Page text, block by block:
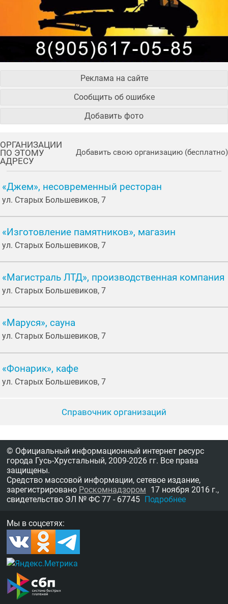
Реклама на сайте
Сообщить об ошибке
Добавить фото
ОРГАНИЗАЦИИ
ПО ЭТОМУ
АДРЕСУ
Добавить свою организацию (бесплатно)
«Джем», несовременный ресторан
ул. Старых Большевиков, 7
«Изготовление памятников», магазин
ул. Старых Большевиков, 7
«Магистраль ЛТД», производственная компания
ул. Старых Большевиков, 7
«Маруся», сауна
ул. Старых Большевиков, 7
«Фонарик», кафе
ул. Старых Большевиков, 7
Справочник организаций
© Официальный информационный интернет ресурс
города Гусь-Хрустальный, 2009-2026 гг. Все права
защищены.
Средство массовой информации, сетевое издание,
зарегистрировано Роскомнадзором 17 ноября 2016 г.,
свидетельство ЭЛ № ФС 77 - 67745 Подробнее
Мы в соцсетях: